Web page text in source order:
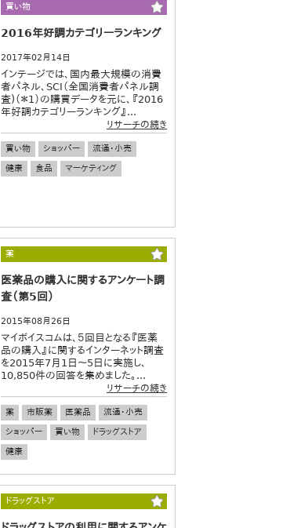
買い物
2016年好調カテゴリーランキング
2017年02月14日
インテージでは、国内最大規模の消費
者パネル、SCI（全国消費者パネル調
査)（＊1）の購買データを元に、『2016
年好調カテゴリーランキング』...
リサーチの続き
買い物 ショッパー
流通・小売
健康
食品 マーケティング
薬
医薬品の購入に関するアンケート調
査（第5回）
2015年08月26日
マイボイスコムは、５回目となる『医薬
品の購入』に関するインターネット調査
を2015年7月1日～5日に実施し、
10,850件の回答を集めました。...
リサーチの続き
薬 市販薬 医薬品
流通・小売
ショッパー
買い物
ドラッグストア
健康
ドラッグストア